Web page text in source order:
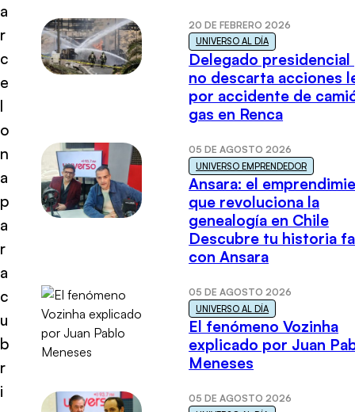
a
r
c
e
l
o
n
a
p
a
r
a
c
u
b
r
i
20 DE FEBRERO 2026
UNIVERSO AL DÍA
Delegado presidencial
no descarta acciones
por accidente de
gas en Renca
05 DE AGOSTO 2026
UNIVERSO EMPRENDEDOR
Ansara: el
que revoluciona la
genealogía en Chile
Descubre tu historia
con Ansara
05 DE AGOSTO 2026
UNIVERSO AL DÍA
El fenómeno Vozinha
explicado por Juan
Meneses
05 DE AGOSTO 2026